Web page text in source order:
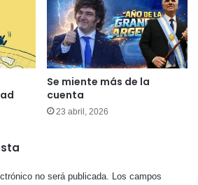
Se miente más de la
cuenta
23 abril, 2026
no será publicada. Los campos